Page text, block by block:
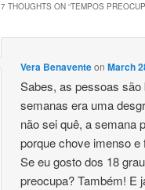
7 THOUGHTS ON “TEMPOS
Vera BenaventeonMarch
Sabes, as pessoas
semanas era uma
não sei quê, a semana
porque chove imenso
Se eu gosto dos 18
preocupa? Também! E